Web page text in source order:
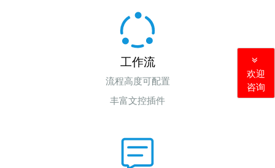
工作流
流程高度可配置
丰富文控插件
欢迎
咨询